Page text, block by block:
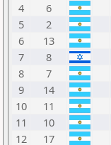
4
6
5
2
6
13
7
8
8
7
9
14
10
11
11
10
12
17